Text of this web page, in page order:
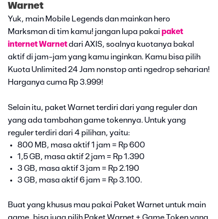
Warnet
Yuk, main Mobile Legends dan mainkan hero
Marksman di tim kamu! jangan lupa pakai paket
internet Warnetdari AXIS, soalnya kuotanya bakal
aktif di jam-jam yang kamu inginkan. Kamu bisa pilih
Kuota Unlimited 24 Jam nonstop anti ngedrop seharian!
Harganya cuma Rp 3.999!
Selain itu, paket Warnet terdiri dari yang reguler dan
yang ada tambahan game tokennya. Untuk yang
reguler terdiri dari 4 pilihan, yaitu:
800 MB, masa aktif 1 jam = Rp 600
1,5 GB, masa aktif 2 jam = Rp 1.390
3 GB, masa aktif 3 jam = Rp 2.190
3 GB, masa aktif 6 jam = Rp 3.100.
Buat yang khusus mau pakai Paket Warnet untuk main